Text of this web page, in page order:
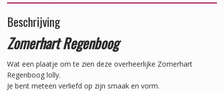
Beschrijving
Zomerhart Regenboog
Wat een plaatje om te zien deze overheerlijke Zomerhart
Regenboog lolly.
Je bent meteen verliefd op zijn smaak en vorm.